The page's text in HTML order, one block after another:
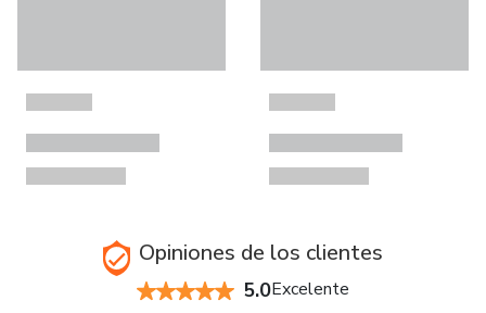
Opiniones de los clientes
5.0Excelente